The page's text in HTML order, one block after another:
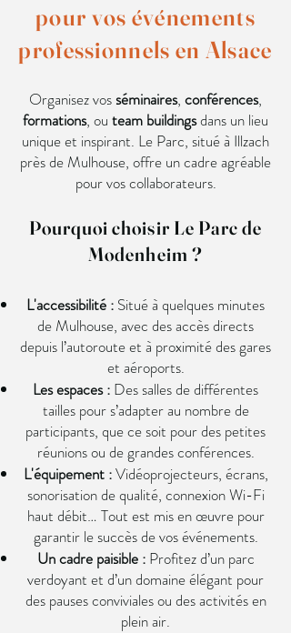
pour vos événements
professionnels en Alsace
Organisez vosséminaires, conférences,
formations, ou team buildingsdans un lieu
unique et inspirant. Le Parc, situé à Illzach
près de Mulhouse, offre un cadre agréable
pour vos collaborateurs.
Pourquoi choisir Le Parc de
Modenheim ?
L'accessibilité : Situé à quelques minutes
de Mulhouse, avec des accès directs
depuis l’autoroute et à proximité des gares
et aéroports.
Les espaces : Des salles de différentes
tailles pour s’adapter au nombre de
participants, que ce soit pour des petites
réunions ou de grandes conférences.
L'équipement :Vidéoprojecteurs, écrans,
sonorisation de qualité, connexion Wi-Fi
haut débit… Tout est mis en œuvre pour
garantir le succès de vos événements.
Un cadre paisible :Profitez d’un parc
verdoyant et d’un domaine élégant pour
des pauses conviviales ou des activités en
plein air.